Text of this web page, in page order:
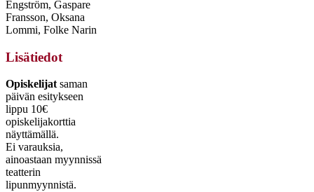
Engström, Gaspare
Fransson, Oksana
Lommi, Folke Narin
Lisätiedot
Opiskelijat saman
päivän esitykseen
lippu 10€
opiskelijakorttia
näyttämällä.
Ei varauksia,
ainoastaan myynnissä
teatterin
lipunmyynnistä.